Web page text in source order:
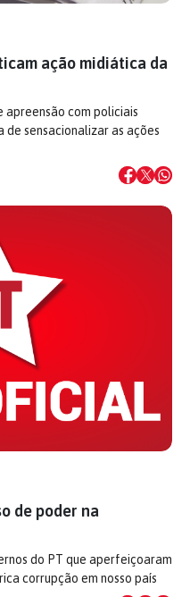
ação midiática da
apreensão com policiais
sensacionalizar as ações
de poder na
do PT que aperfeiçoaram
corrupção em nosso país